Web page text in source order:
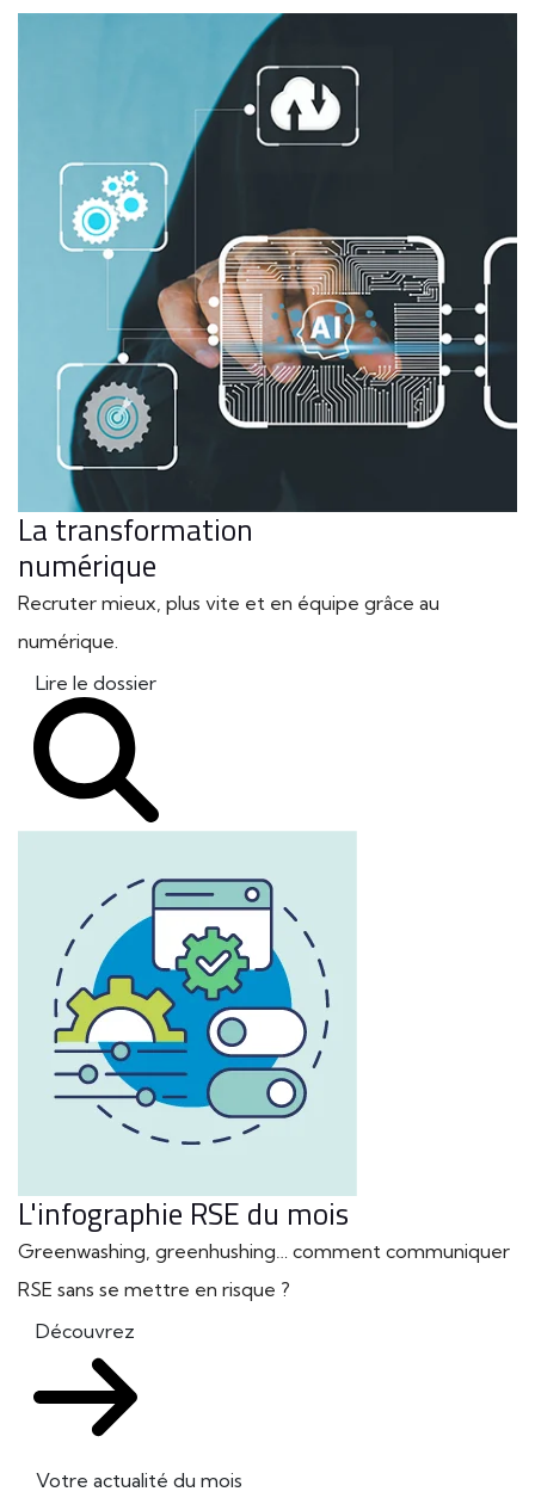
La transformation
numérique
Recruter mieux, plus vite et en équipe grâce au
numérique.
Lire le dossier
L'infographie RSE du mois
Greenwashing, greenhushing… comment communiquer
RSE sans se mettre en risque ?
Découvrez
Votre actualité du mois